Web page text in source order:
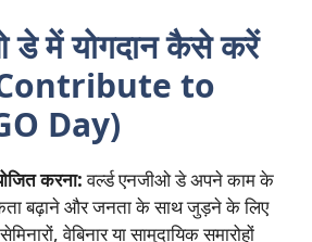
डे में योगदान कैसे करें
to
Day)
करना:वर्ल्ड एनजीओ डे अपने काम के
बढ़ाने और जनता के साथ जुड़ने के लिए
वेबिनार या सामुदायिक समारोहों